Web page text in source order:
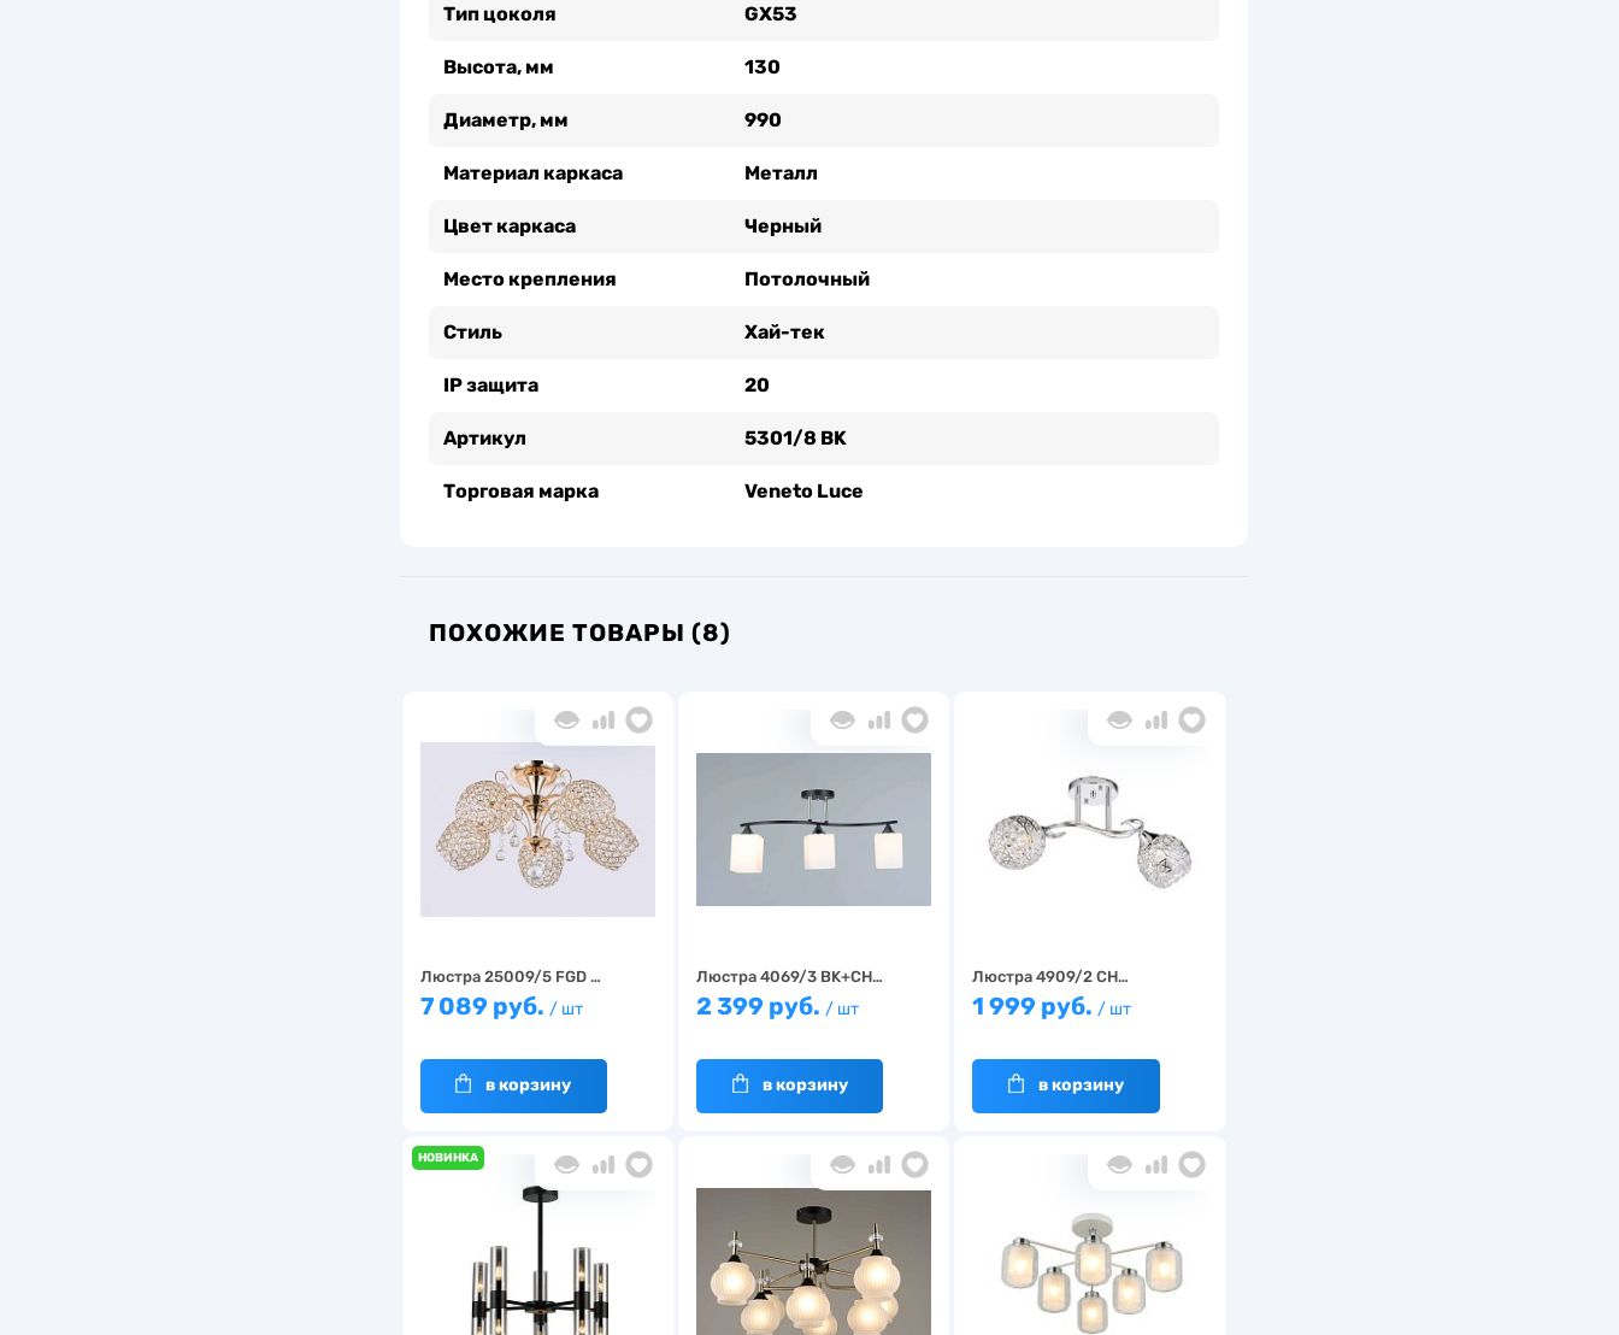
Тип цоколя GX53
Высота, мм 130
Диаметр, мм 990
Материал каркаса Металл
Цвет каркаса Черный
Место крепления Потолочный
Стиль Хай-тек
IP защита 20
Артикул 5301/8 BK
Торговая марка Veneto Luce
ПОХОЖИЕ ТОВАРЫ (8)
Люстра 25009/5 FGD …
7 089 руб. / шт
в корзину
Люстра 4069/3 BK+CH…
2 399 руб. / шт
в корзину
Люстра 4909/2 CH…
1 999 руб. / шт
в корзину
НОВИНКА